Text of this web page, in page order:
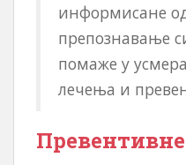
информисане
препознавање
помаже у
лечења и